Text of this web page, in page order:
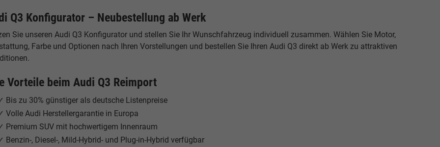
Q3 Konfigurator – Neubestellung ab Werk
Sie unseren Audi Q3 Konfigurator und stellen Sie Ihr Wunschfahrzeug individuell zusammen. Wählen Sie Motor,
Farbe und Optionen nach Ihren Vorstellungen und bestellen Sie Ihren Audi Q3 direkt ab Werk zu attraktiven
Vorteile beim Audi Q3 Reimport
Bis zu 30% günstiger als deutsche Listenpreise
Volle Audi Herstellergarantie in Europa
Premium SUV mit hochwertigem Innenraum
Benzin-, Diesel-, Mild-Hybrid- und Plug-in-Hybrid verfügbar